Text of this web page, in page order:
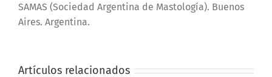
SAMAS (Sociedad Argentina de Mastología). Buenos
Aires. Argentina.
Artículos relacionados